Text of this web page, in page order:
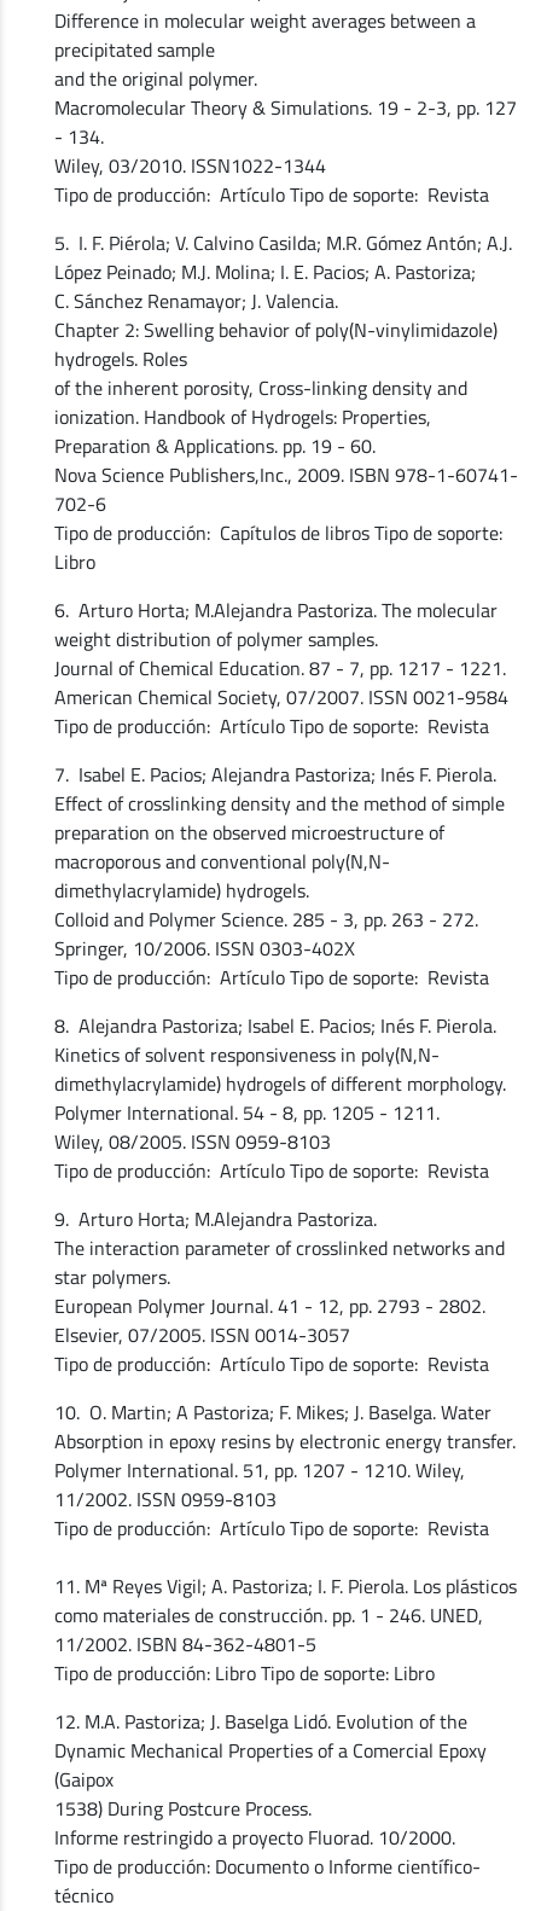
Difference in molecular weight averages between a
precipitated sample
and the original polymer.
Macromolecular Theory & Simulations. 19 - 2-3, pp. 127
- 134.
Wiley, 03/2010. ISSN1022-1344
Tipo de producción: Artículo Tipo de soporte: Revista
5. I. F. Piérola; V. Calvino Casilda; M.R. Gómez Antón; A.J.
López Peinado; M.J. Molina; I. E. Pacios; A. Pastoriza;
C. Sánchez Renamayor; J. Valencia.
Chapter 2: Swelling behavior of poly(N-vinylimidazole)
hydrogels. Roles
of the inherent porosity, Cross-linking density and
ionization. Handbook of Hydrogels: Properties,
Preparation & Applications. pp. 19 - 60.
Nova Science Publishers,Inc., 2009. ISBN 978-1-60741-
702-6
Tipo de producción: Capítulos de libros Tipo de soporte:
Libro
6. Arturo Horta; M.Alejandra Pastoriza. The molecular
weight distribution of polymer samples.
Journal of Chemical Education. 87 - 7, pp. 1217 - 1221.
American Chemical Society, 07/2007. ISSN 0021-9584
Tipo de producción: Artículo Tipo de soporte: Revista
7. Isabel E. Pacios; Alejandra Pastoriza; Inés F. Pierola.
Effect of crosslinking density and the method of simple
preparation on the observed microestructure of
macroporous and conventional poly(N,N-
dimethylacrylamide) hydrogels.
Colloid and Polymer Science. 285 - 3, pp. 263 - 272.
Springer, 10/2006. ISSN 0303-402X
Tipo de producción: Artículo Tipo de soporte: Revista
8. Alejandra Pastoriza; Isabel E. Pacios; Inés F. Pierola.
Kinetics of solvent responsiveness in poly(N,N-
dimethylacrylamide) hydrogels of different morphology.
Polymer International. 54 - 8, pp. 1205 - 1211.
Wiley, 08/2005. ISSN 0959-8103
Tipo de producción: Artículo Tipo de soporte: Revista
9. Arturo Horta; M.Alejandra Pastoriza.
The interaction parameter of crosslinked networks and
star polymers.
European Polymer Journal. 41 - 12, pp. 2793 - 2802.
Elsevier, 07/2005. ISSN 0014-3057
Tipo de producción: Artículo Tipo de soporte: Revista
10. O. Martin; A Pastoriza; F. Mikes; J. Baselga. Water
Absorption in epoxy resins by electronic energy transfer.
Polymer International. 51, pp. 1207 - 1210. Wiley,
11/2002. ISSN 0959-8103
Tipo de producción: Artículo Tipo de soporte: Revista
11. Mª Reyes Vigil; A. Pastoriza; I. F. Pierola. Los plásticos
como materiales de construcción. pp. 1 - 246. UNED,
11/2002. ISBN 84-362-4801-5
Tipo de producción: Libro Tipo de soporte: Libro
12. M.A. Pastoriza; J. Baselga Lidó. Evolution of the
Dynamic Mechanical Properties of a Comercial Epoxy
(Gaipox
1538) During Postcure Process.
Informe restringido a proyecto Fluorad. 10/2000.
Tipo de producción: Documento o Informe científico-
técnico